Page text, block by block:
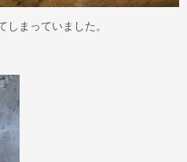
まっていました。